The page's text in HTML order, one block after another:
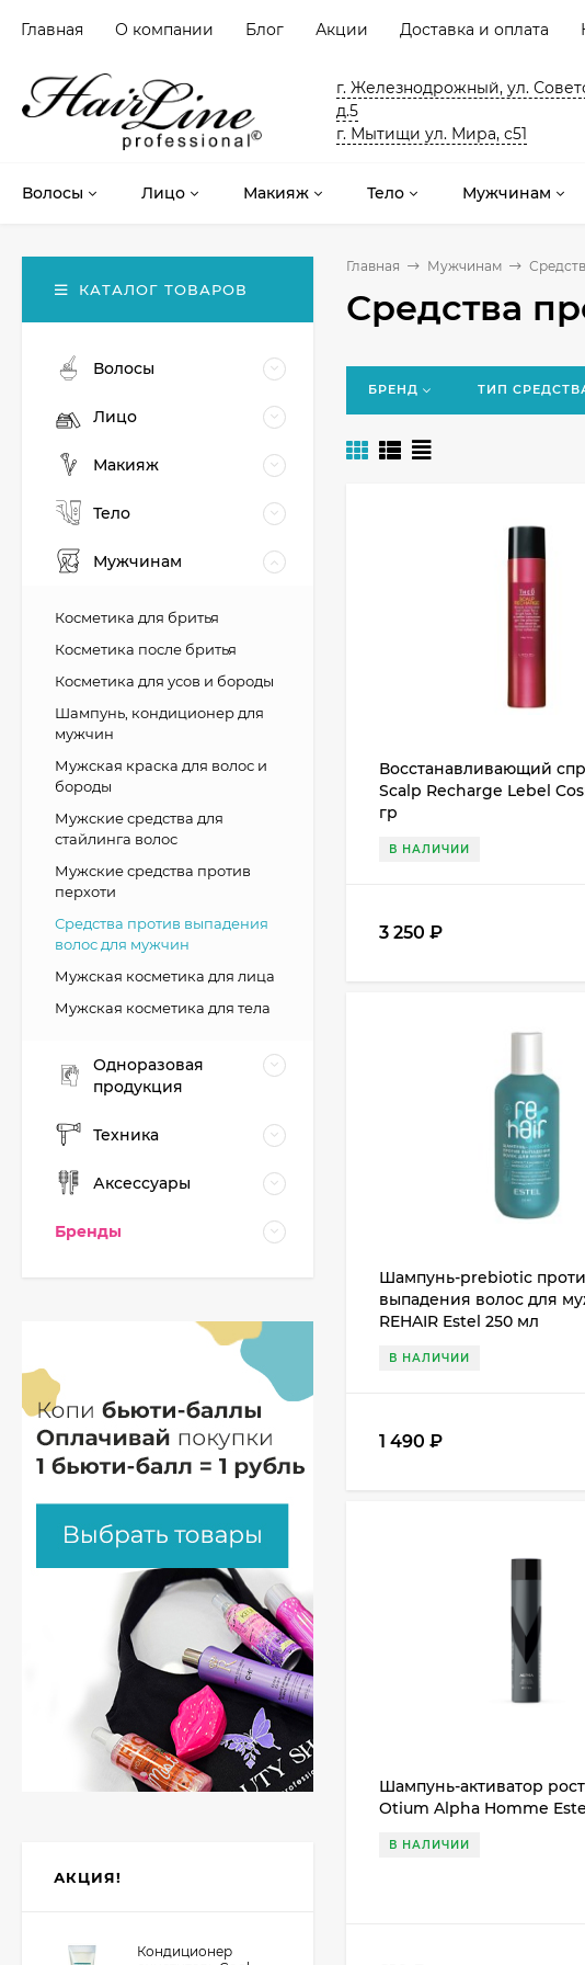
Главная О компании Блог Акции Доставка и оплата
г. Железнодрожный, ул.
д.5
г. Мытищи ул. Мира, с51
Волосы Лицо Макияж Тело Мужчинам
Главная Мужчинам
Средства
БРЕНД ТИП
Восстанавливающий
Scalp Recharge Lebel
гр
В НАЛИЧИИ
3 250 ₽
Шампунь-prebiotic
выпадения волос для
REHAIR Estel 250 мл
В НАЛИЧИИ
1 490 ₽
Шампунь-активатор
Otium Alpha Homme
В НАЛИЧИИ
КАТАЛОГ ТОВАРОВ
Волосы
Лицо
Макияж
Тело
Мужчинам
Косметика для бритья
Косметика после бритья
Косметика для усов и бороды
Шампунь, кондиционер для
мужчин
Мужская краска для волос и
бороды
Мужские средства для
стайлинга волос
Мужские средства против
перхоти
Средства против выпадения
волос для мужчин
Мужская косметика для лица
Мужская косметика для тела
Одноразовая
продукция
Техника
Аксессуары
Бренды
АКЦИЯ!
Кондиционер